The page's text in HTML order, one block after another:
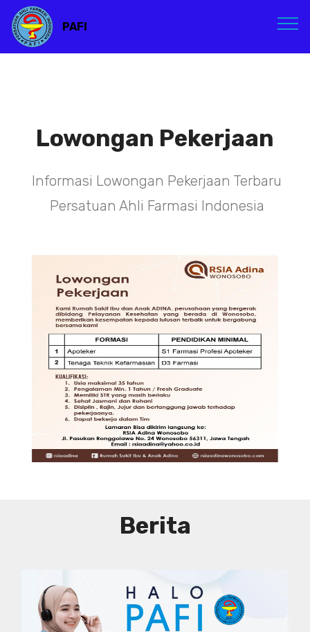
PAFI
Lowongan Pekerjaan
Informasi Lowongan Pekerjaan Terbaru
Persatuan Ahli Farmasi Indonesia
TENAGA TEKNIS
KEFARMASIAN DI PUSAT DKI
JAKARTA
DIBUTUHKAN SEGERA TENAGA TEKNIS
KEFARMASIAN DI RUMAH SAKIT PUSAT
DKI JAKARTA
SYARAT DAN KETENTUAN LIHAT
BROSUR
Berita